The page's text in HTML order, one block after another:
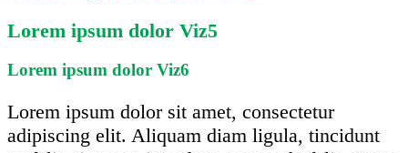
Lorem ipsum dolor Viz5
Lorem ipsum dolor Viz6
Lorem ipsum dolor sit amet, consectetur
adipiscing elit. Aliquam diam ligula, tincidunt